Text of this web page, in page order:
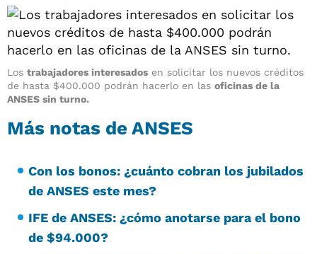
Los trabajadores interesados en solicitar los nuevos créditos
de hasta $400.000 podrán hacerlo en las oficinas de la
ANSES sin turno.
Más notas de ANSES
Con los bonos: ¿cuánto cobran los jubilados
de ANSES este mes?
IFE de ANSES: ¿cómo anotarse para el bono
de $94.000?